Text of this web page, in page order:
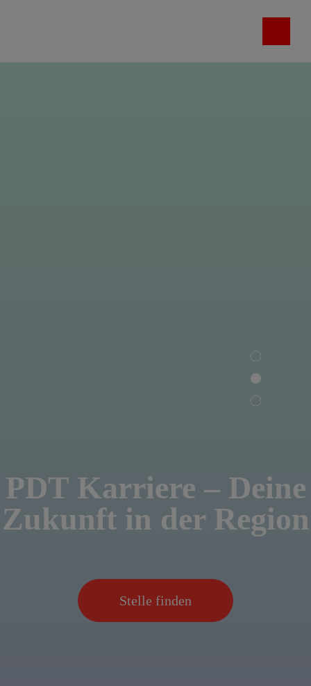
PDT Karriere – Deine
Zukunft in der Region
Stelle finden